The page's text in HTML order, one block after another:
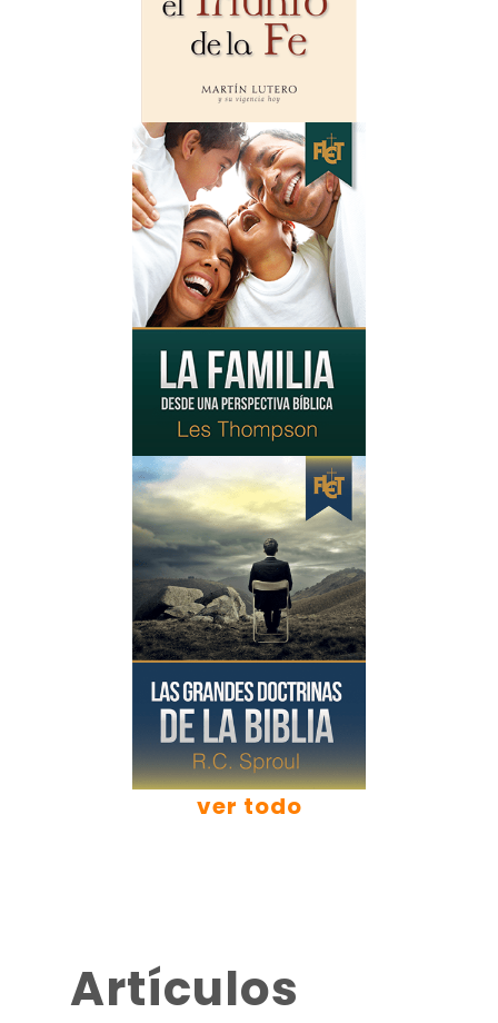
ver todo
Artículos